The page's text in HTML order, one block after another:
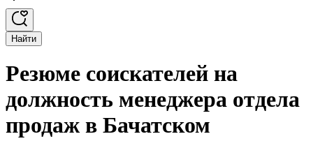
Найти
Резюме соискателей на
должность менеджера отдела
продаж в Бачатском